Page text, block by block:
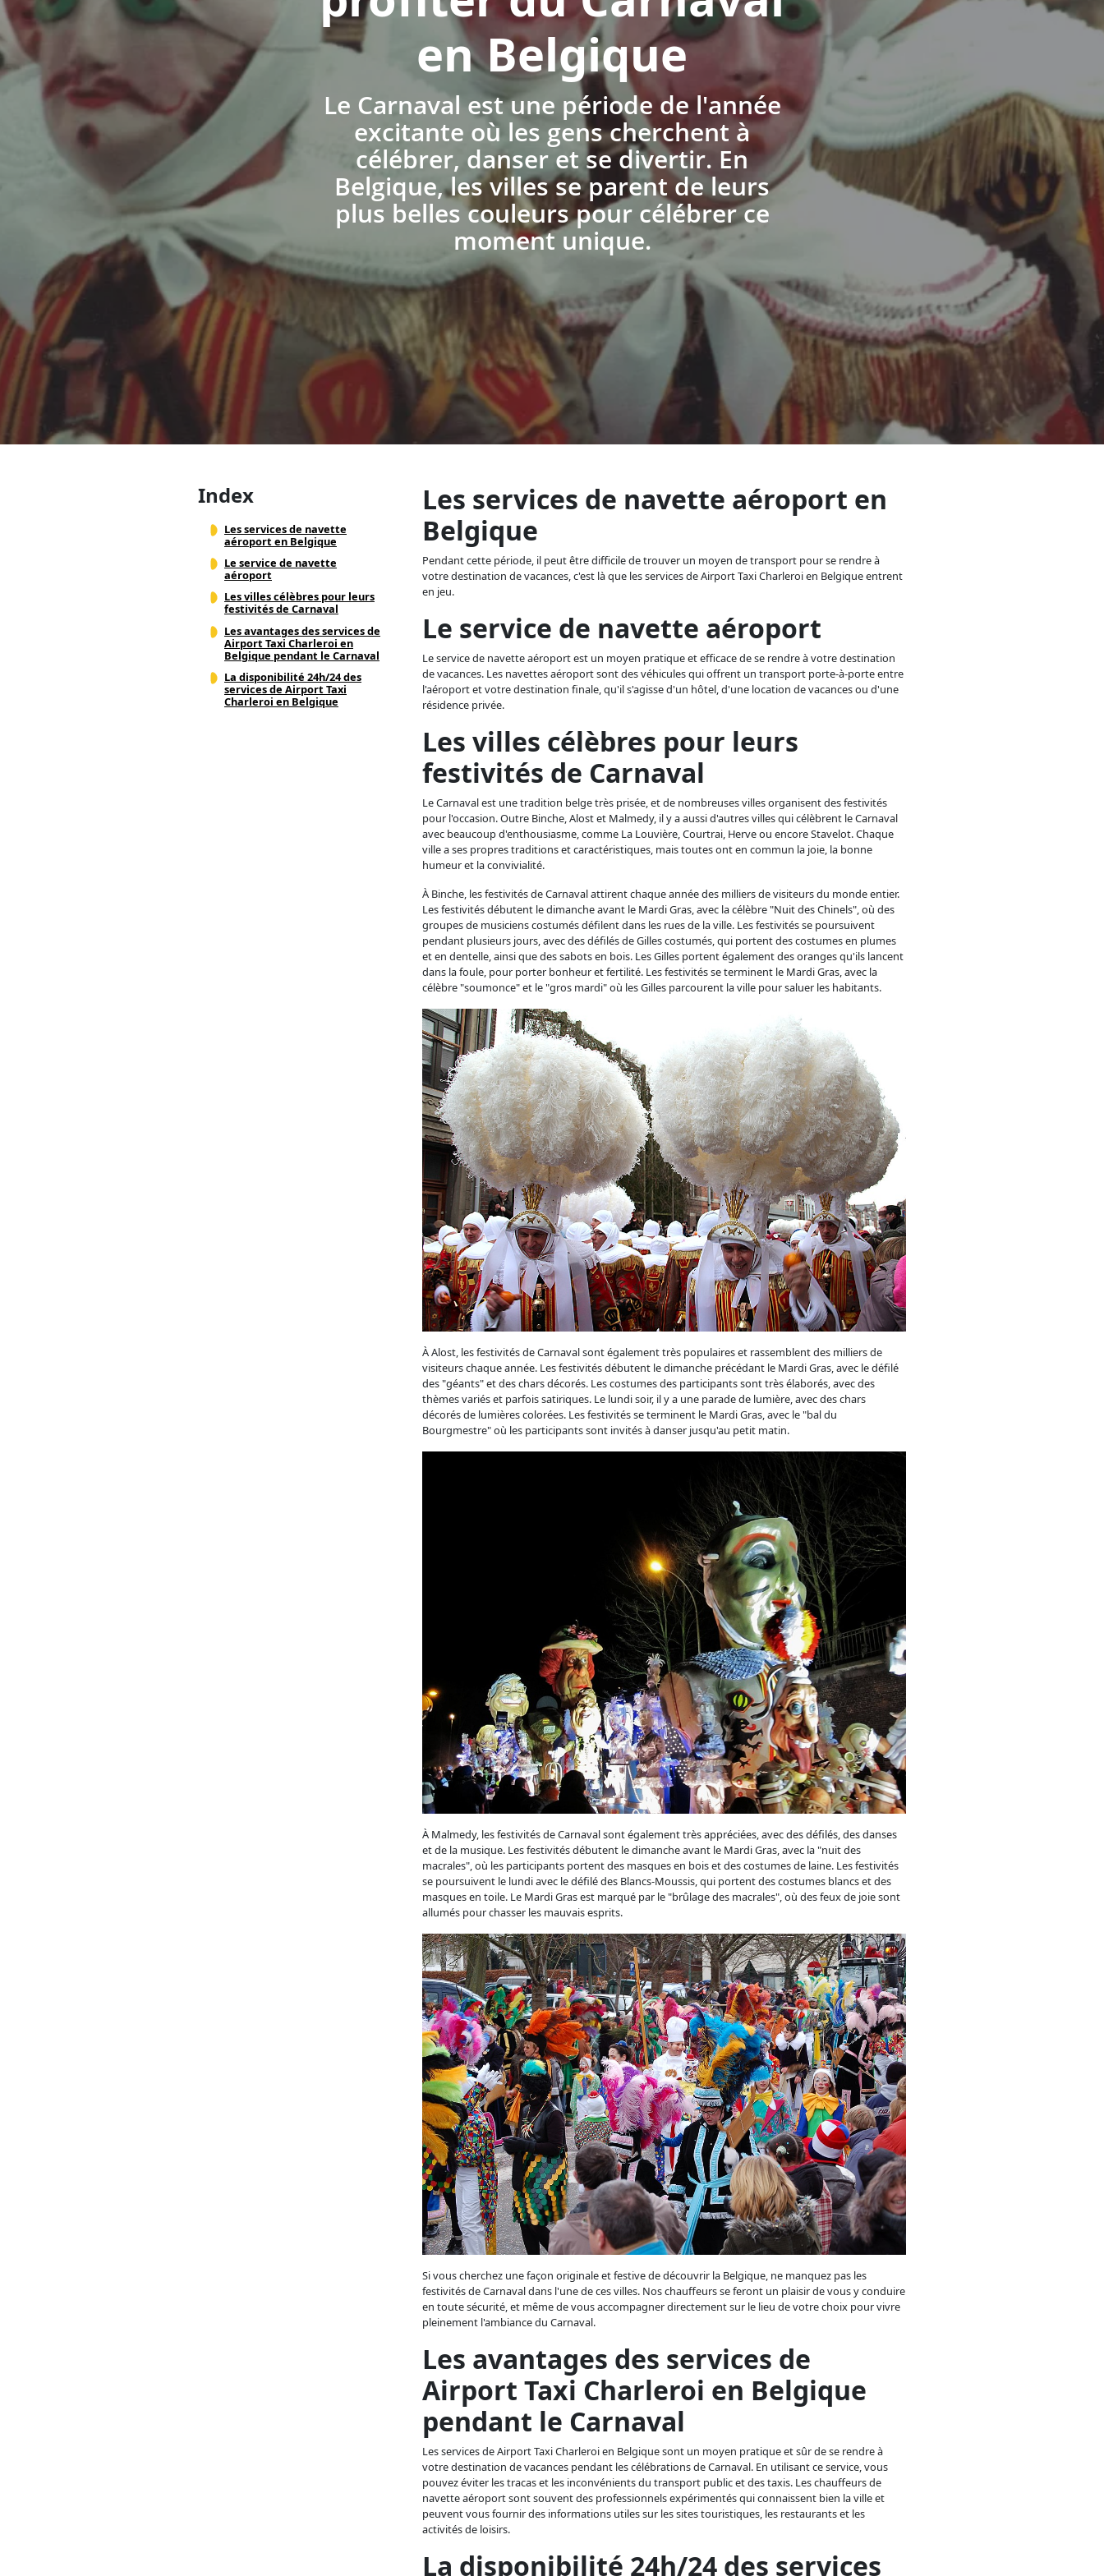
en Belgique
Le Carnaval est une période de l'année
excitante où les gens cherchent à
célébrer, danser et se divertir. En
Belgique, les villes se parent de leurs
plus belles couleurs pour célébrer ce
moment unique.
Index
Les services de navette
aéroport en Belgique
Le service de navette
aéroport
Les villes célèbres pour leurs
festivités de Carnaval
Les avantages des services de
Airport Taxi Charleroi en
Belgique pendant le Carnaval
La disponibilité 24h/24 des
services de Airport Taxi
Charleroi en Belgique
Les services de navette aéroport en
Belgique
Pendant cette période, il peut être difficile de trouver un moyen de transport pour se rendre à
votre destination de vacances, c'est là que les services de Airport Taxi Charleroi en Belgique entrent
en jeu.
Le service de navette aéroport
Le service de navette aéroport est un moyen pratique et efficace de se rendre à votre destination
de vacances. Les navettes aéroport sont des véhicules qui offrent un transport porte-à-porte entre
l'aéroport et votre destination finale, qu'il s'agisse d'un hôtel, d'une location de vacances ou d'une
résidence privée.
Les villes célèbres pour leurs
festivités de Carnaval
Le Carnaval est une tradition belge très prisée, et de nombreuses villes organisent des festivités
pour l'occasion. Outre Binche, Alost et Malmedy, il y a aussi d'autres villes qui célèbrent le Carnaval
avec beaucoup d'enthousiasme, comme La Louvière, Courtrai, Herve ou encore Stavelot. Chaque
ville a ses propres traditions et caractéristiques, mais toutes ont en commun la joie, la bonne
humeur et la convivialité.
À Binche, les festivités de Carnaval attirent chaque année des milliers de visiteurs du monde entier.
Les festivités débutent le dimanche avant le Mardi Gras, avec la célèbre "Nuit des Chinels", où des
groupes de musiciens costumés défilent dans les rues de la ville. Les festivités se poursuivent
pendant plusieurs jours, avec des défilés de Gilles costumés, qui portent des costumes en plumes
et en dentelle, ainsi que des sabots en bois. Les Gilles portent également des oranges qu'ils lancent
dans la foule, pour porter bonheur et fertilité. Les festivités se terminent le Mardi Gras, avec la
célèbre "soumonce" et le "gros mardi" où les Gilles parcourent la ville pour saluer les habitants.
À Alost, les festivités de Carnaval sont également très populaires et rassemblent des milliers de
visiteurs chaque année. Les festivités débutent le dimanche précédant le Mardi Gras, avec le défilé
des "géants" et des chars décorés. Les costumes des participants sont très élaborés, avec des
thèmes variés et parfois satiriques. Le lundi soir, il y a une parade de lumière, avec des chars
décorés de lumières colorées. Les festivités se terminent le Mardi Gras, avec le "bal du
Bourgmestre" où les participants sont invités à danser jusqu'au petit matin.
À Malmedy, les festivités de Carnaval sont également très appréciées, avec des défilés, des danses
et de la musique. Les festivités débutent le dimanche avant le Mardi Gras, avec la "nuit des
macrales", où les participants portent des masques en bois et des costumes de laine. Les festivités
se poursuivent le lundi avec le défilé des Blancs-Moussis, qui portent des costumes blancs et des
masques en toile. Le Mardi Gras est marqué par le "brûlage des macrales", où des feux de joie sont
allumés pour chasser les mauvais esprits.
Si vous cherchez une façon originale et festive de découvrir la Belgique, ne manquez pas les
festivités de Carnaval dans l'une de ces villes. Nos chauffeurs se feront un plaisir de vous y conduire
en toute sécurité, et même de vous accompagner directement sur le lieu de votre choix pour vivre
pleinement l'ambiance du Carnaval.
Les avantages des services de
Airport Taxi Charleroi en Belgique
pendant le Carnaval
Les services de Airport Taxi Charleroi en Belgique sont un moyen pratique et sûr de se rendre à
votre destination de vacances pendant les célébrations de Carnaval. En utilisant ce service, vous
pouvez éviter les tracas et les inconvénients du transport public et des taxis. Les chauffeurs de
navette aéroport sont souvent des professionnels expérimentés qui connaissent bien la ville et
peuvent vous fournir des informations utiles sur les sites touristiques, les restaurants et les
activités de loisirs.
La disponibilité 24h/24 des services